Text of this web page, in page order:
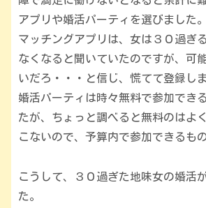
アプリや婚活パーティを選びました。
マッチングアプリは、女は３０過ぎ
なくなると聞いていたのですが、可
いだろ・・・と信じ、慌てて登録しま
婚活パーティは時々無料で参加でき
たが、ちょっと調べると無料のはよ
こないので、予算内で参加できるも
こうして、３０過ぎた地味女の婚活
た。